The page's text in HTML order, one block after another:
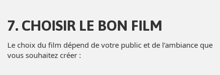
7. CHOISIR LE BON FILM
Le choix du film dépend de votre public et de l’ambiance que
vous souhaitez créer :